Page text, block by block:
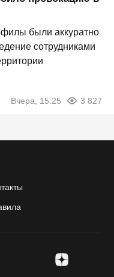
были аккуратно
сотрудниками
Вчера, 15:25 3 827